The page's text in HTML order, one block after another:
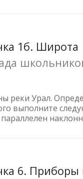
1б. Широта
реки Урал.
выполните
6.